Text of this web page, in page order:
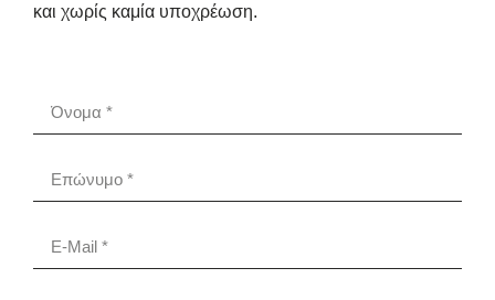
και χωρίς καμία υποχρέωση.